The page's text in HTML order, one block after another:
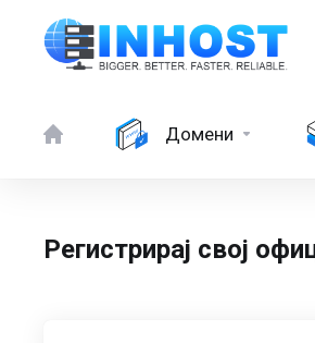
Домени
Регистрирај свој